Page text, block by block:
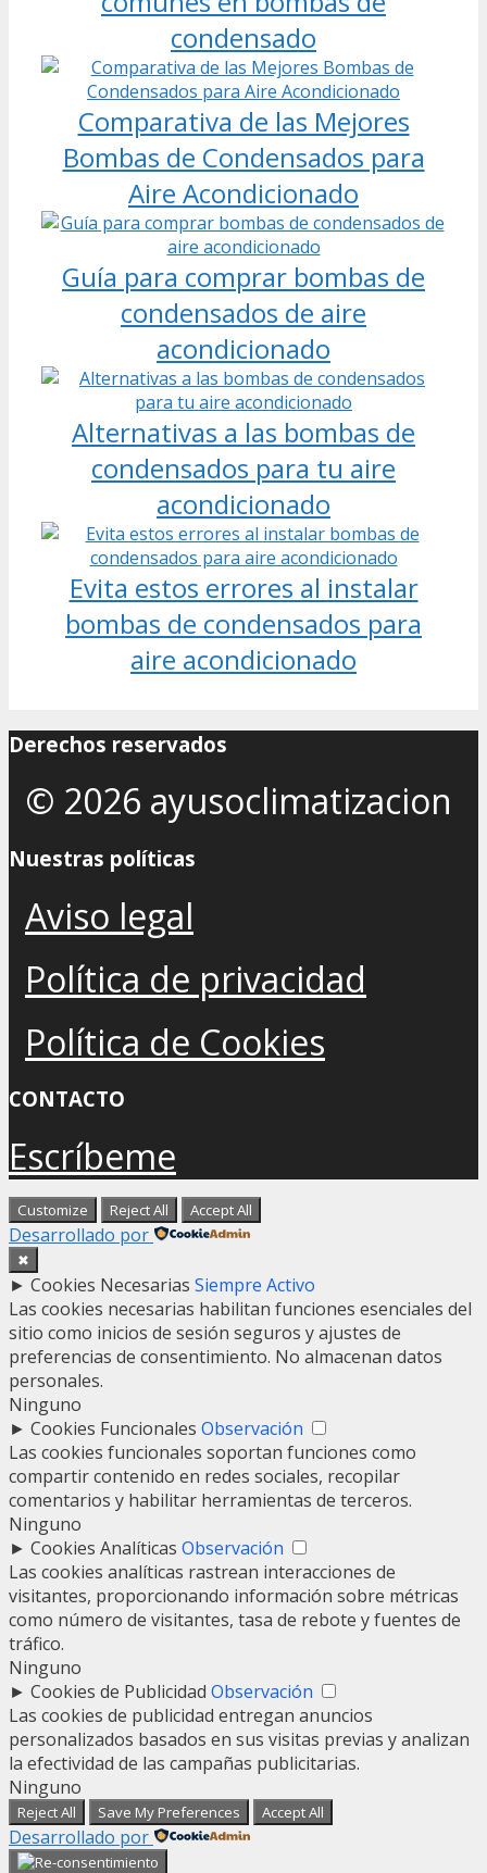
condensado
Comparativa de las Mejores
Bombas de Condensados para
Aire Acondicionado
Guía para comprar bombas de
condensados de aire
acondicionado
Alternativas a las bombas de
condensados para tu aire
acondicionado
Evita estos errores al instalar
bombas de condensados para
aire acondicionado
Derechos reservados
© 2026 ayusoclimatizacion
Nuestras políticas
Aviso legal
Política de privacidad
Política de Cookies
CONTACTO
Escríbeme
Customize Reject All Accept All
Desarrollado por
✖
► Cookies Necesarias Siempre Activo
Las cookies necesarias habilitan funciones esenciales del
sitio como inicios de sesión seguros y ajustes de
preferencias de consentimiento. No almacenan datos
personales.
Ninguno
► Cookies Funcionales Observación
Las cookies funcionales soportan funciones como
compartir contenido en redes sociales, recopilar
comentarios y habilitar herramientas de terceros.
Ninguno
► Cookies Analíticas Observación
Las cookies analíticas rastrean interacciones de
visitantes, proporcionando información sobre métricas
como número de visitantes, tasa de rebote y fuentes de
tráfico.
Ninguno
► Cookies de Publicidad Observación
Las cookies de publicidad entregan anuncios
personalizados basados en sus visitas previas y analizan
la efectividad de las campañas publicitarias.
Ninguno
Reject All Save My Preferences Accept All
Desarrollado por